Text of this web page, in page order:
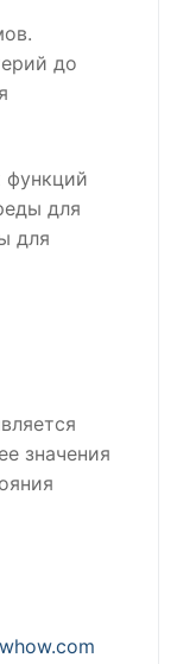
до
функций
для
для
значения